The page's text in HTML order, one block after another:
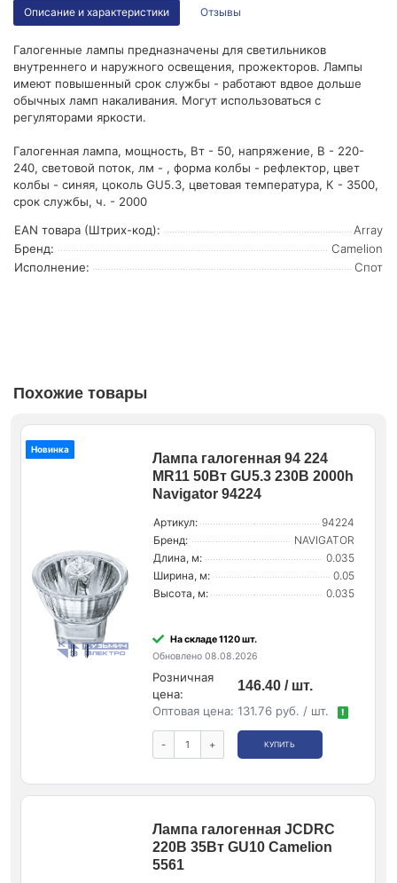
Описание и характеристики Отзывы
Галогенные лампы предназначены для светильников
внутреннего и наружного освещения, прожекторов. Лампы
имеют повышенный срок службы - работают вдвое дольше
обычных ламп накаливания. Могут использоваться с
регуляторами яркости.
Галогенная лампа, мощность, Вт - 50, напряжение, В - 220-
240, световой поток, лм - , форма колбы - рефлектор, цвет
колбы - синяя, цоколь GU5.3, цветовая температура, К - 3500,
срок службы, ч. - 2000
EAN товара (Штрих-код):
Array
Бренд:
Camelion
Исполнение:
Спот
Похожие товары
Новинка
Лампа галогенная 94 224
MR11 50Вт GU5.3 230В 2000h
Navigator 94224
Артикул:
94224
Бренд:
NAVIGATOR
Длина, м:
0.035
Ширина, м:
0.05
Высота, м:
0.035
На складе 1120 шт.
Обновлено 08.08.2026
Розничная
цена:
146.40 / шт.
Оптовая цена: 131.76 руб. / шт. !
- + КУПИТЬ
Лампа галогенная JCDRC
220В 35Вт GU10 Camelion
5561